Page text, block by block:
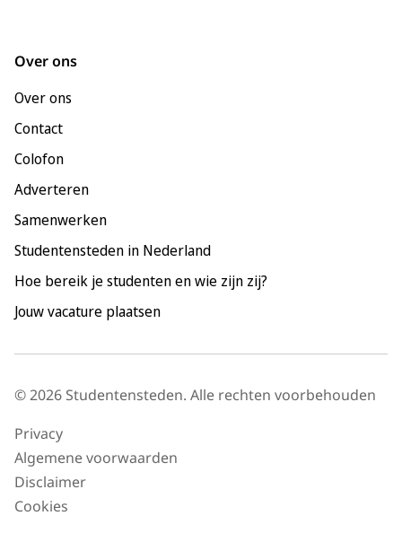
Over ons
Over ons
Contact
Colofon
Adverteren
Samenwerken
Studentensteden in Nederland
Hoe bereik je studenten en wie zijn zij?
Jouw vacature plaatsen
© 2026 Studentensteden. Alle rechten voorbehouden
Privacy
Algemene voorwaarden
Disclaimer
Cookies